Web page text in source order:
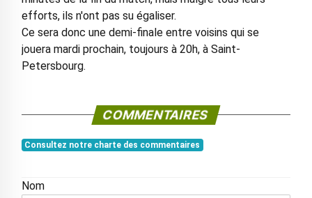
efforts, ils n'ont pas su égaliser.
Ce sera donc une demi-finale entre voisins qui se
jouera mardi prochain, toujours à 20h, à Saint-
Petersbourg.
COMMENTAIRES
Consultez notre charte des commentaires
Nom